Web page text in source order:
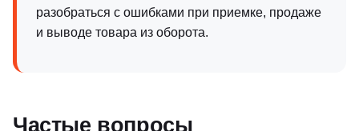
разобраться с ошибками при приемке, продаже
и выводе товара из оборота.
Частые вопросы